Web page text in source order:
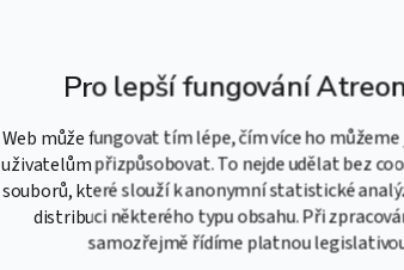
Pro lepší fungování
Web může fungovat tím lépe, čím více ho
uživatelům přizpůsobovat. To nejde udělat bez
souborů, které slouží k anonymní statistické
distribuci některého typu obsahu. Při
samozřejmě řídíme platnou
Hliníková kulatina 30 mm
(EN 6060)
dodání 3-7 dní (s doručením
na adresu, osobní odběr
2 390,40